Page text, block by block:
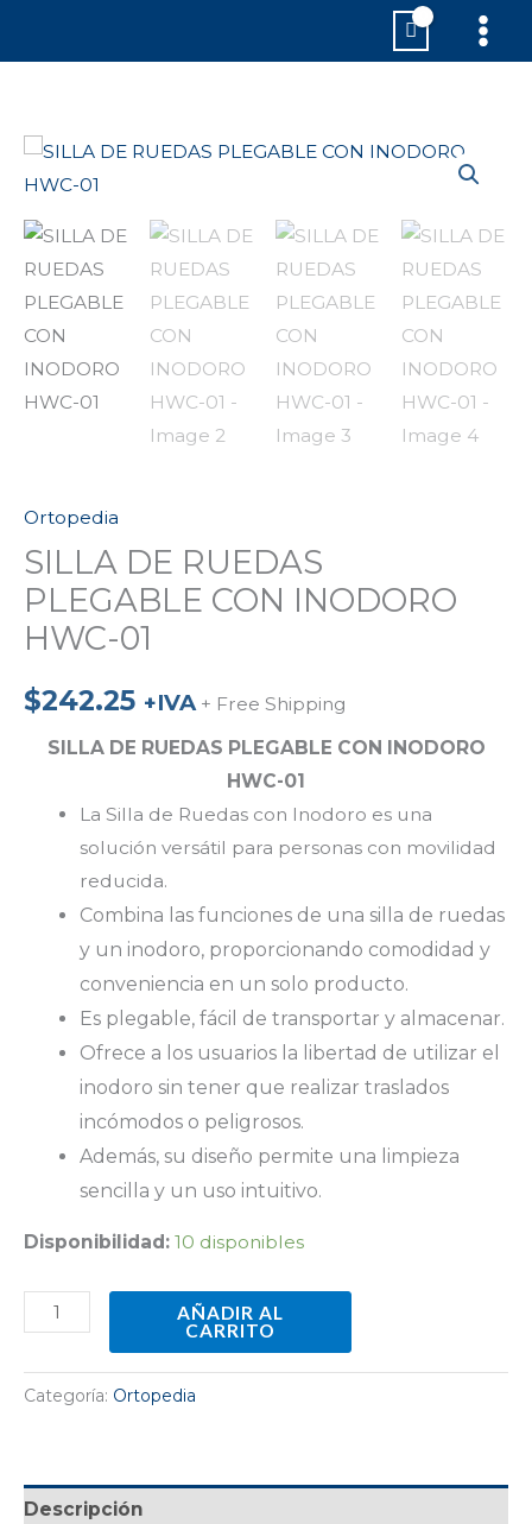
Ortopedia
SILLA DE RUEDAS
PLEGABLE CON INODORO
HWC-01
$242.25 +IVA + Free Shipping
SILLA DE RUEDAS PLEGABLE CON INODORO
HWC-01
La Silla de Ruedas con Inodoro es una
solución versátil para personas con movilidad
reducida.
Combina las funciones de una silla de ruedas
y un inodoro, proporcionando comodidad y
conveniencia en un solo producto.
Es plegable, fácil de transportar y almacenar.
Ofrece a los usuarios la libertad de utilizar el
inodoro sin tener que realizar traslados
incómodos o peligrosos.
Además, su diseño permite una limpieza
sencilla y un uso intuitivo.
Disponibilidad: 10 disponibles
SILLA
DE
RUEDAS
PLEGABLE
CON
INODORO
HWC-
01
cantidad
AÑADIR AL
CARRITO
Categoría: Ortopedia
Descripción